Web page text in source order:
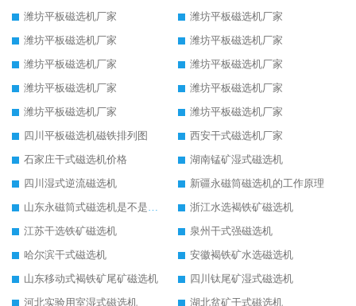
潍坊平板磁选机厂家
潍坊平板磁选机厂家
潍坊平板磁选机厂家
潍坊平板磁选机厂家
潍坊平板磁选机厂家
潍坊平板磁选机厂家
潍坊平板磁选机厂家
潍坊平板磁选机厂家
潍坊平板磁选机厂家
潍坊平板磁选机厂家
四川平板磁选机磁铁排列图
西安干式磁选机厂家
石家庄干式磁选机价格
湖南锰矿湿式磁选机
四川湿式逆流磁选机
新疆永磁筒磁选机的工作原理
山东永磁筒式磁选机是不是强磁
浙江水选褐铁矿磁选机
江苏干选铁矿磁选机
泉州干式强磁选机
哈尔滨干式磁选机
安徽褐铁矿水选磁选机
山东移动式褐铁矿尾矿磁选机
四川钛尾矿湿式磁选机
河北实验用室湿式磁选机
湖北贫矿干式磁选机